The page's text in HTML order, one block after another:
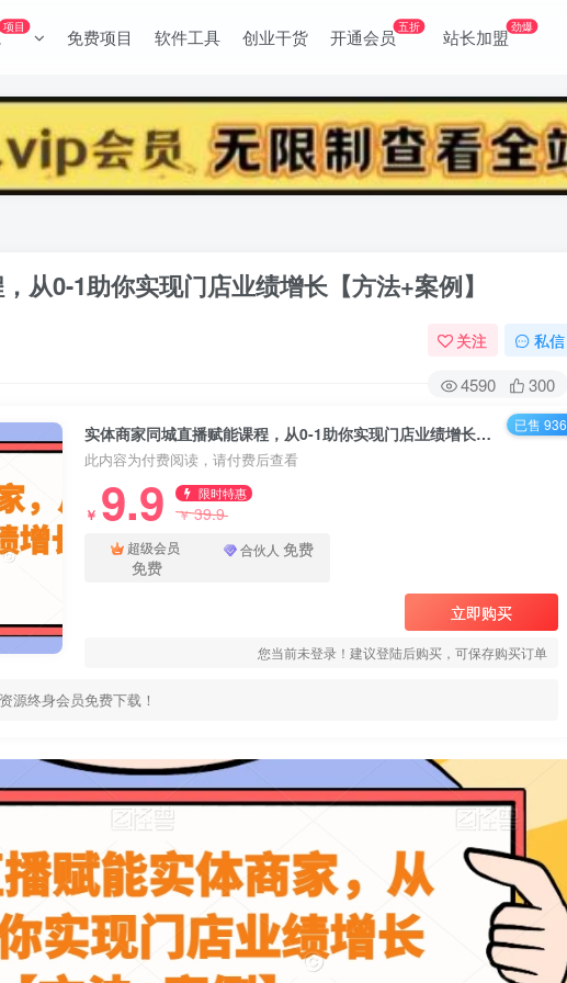
项目 免费项目 软件工具 创业干货 开通会员五折 站长加盟劲爆
从0-1助你实现门店业绩增长【方法+案例】
关注 私信
4590 300
实体商家同城直播赋能课程，从0-1助你实现门店业绩增长【方法+案例】
此内容为付费阅读，请付费后查看
￥ 9.9 限时特惠
￥39.9
超级会员
免费
合伙人 免费
立即购买
您当前未登录！建议登陆后购买，可保存购买订单
源终身会员免费下载！
已售 936